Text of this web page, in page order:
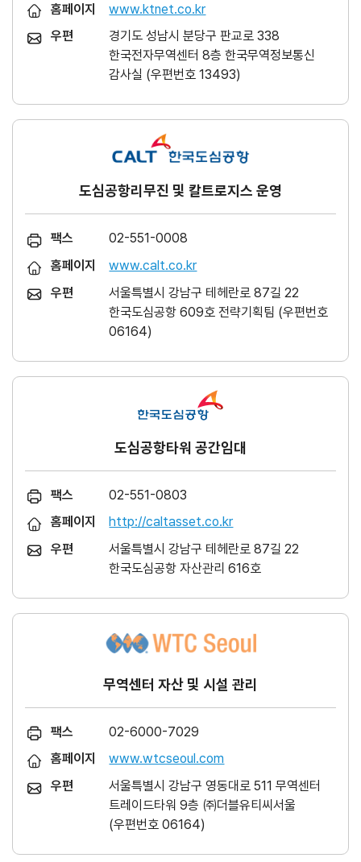
홈페이지
www.ktnet.co.kr
우편
경기도 성남시 분당구 판교로 338
한국전자무역센터 8층 한국무역정보통신
감사실 (우편번호 13493)
도심공항리무진 및 칼트로지스 운영
팩스
02-551-0008
홈페이지
www.calt.co.kr
우편
서울특별시 강남구 테헤란로 87길 22
한국도심공항 609호 전략기획팀 (우편번호
06164)
도심공항타워 공간임대
팩스
02-551-0803
홈페이지
http://caltasset.co.kr
우편
서울특별시 강남구 테헤란로 87길 22
한국도심공항 자산관리 616호
무역센터 자산 및 시설 관리
팩스
02-6000-7029
홈페이지
www.wtcseoul.com
우편
서울특별시 강남구 영동대로 511 무역센터
트레이드타워 9층 ㈜더블유티씨서울
(우편번호 06164)